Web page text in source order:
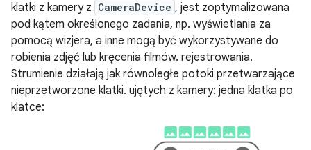
klatki z kamery z CameraDevice , jest zoptymalizowana
pod kątem określonego zadania, np. wyświetlania za
pomocą wizjera, a inne mogą być wykorzystywane do
robienia zdjęć lub kręcenia filmów. rejestrowania.
Strumienie działają jak równoległe potoki przetwarzające
nieprzetworzone klatki. ujętych z kamery: jedna klatka po
klatce: